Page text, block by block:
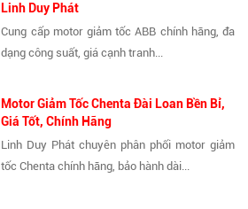
Linh Duy Phát
Cung cấp motor giảm tốc ABB chính hãng, đa
dạng công suất, giá cạnh tranh...
Motor Giảm Tốc Chenta Đài Loan Bền Bỉ,
Giá Tốt, Chính Hãng
Linh Duy Phát chuyên phân phối motor giảm
tốc Chenta chính hãng, bảo hành dài...